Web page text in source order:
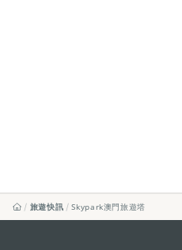
旅遊快訊 Skypark澳門旅遊塔